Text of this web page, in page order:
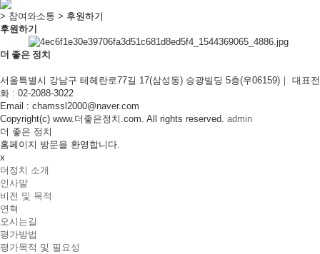
> 참여와소통 > 후원하기
후원하기
더 좋은 정치
서울특별시 강남구 테헤란로77길 17(삼성동) 승광빌딩 5층(우06159)｜ 대표전
화 : 02-2088-3022
Email : chamssl2000@naver.com
Copyright(c) www.더좋은정치.com. All rights reserved. admin
더 좋은 정치
홈페이지 방문을 환영합니다.
x
더정치 소개
인사말
비전 및 목적
연혁
오시는길
평가방법
평가목적 및 필요성